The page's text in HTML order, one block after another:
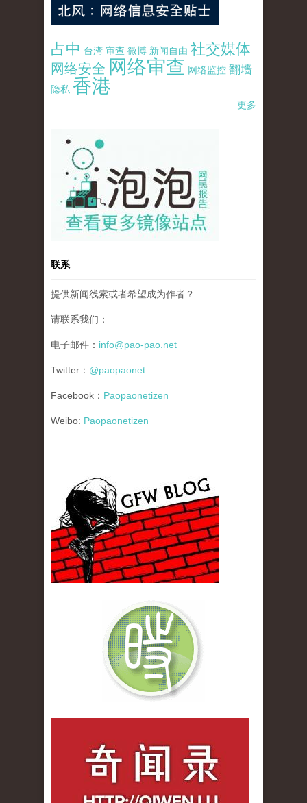
占中 台湾 审查 微博 新闻自由 社交媒体
网络安全 网络审查 网络监控 翻墙
隐私 香港
更多
pao-pao-banner-mirror-site-120814.jpg
联系
提供新闻线索或者希望成为作者？
请联系我们：
电子邮件： info@pao-pao.net
Twitter： @paopaonet
Facebook： Paopaonetizen
Weibo: Paopaonetizen
gfw_blog_small.jpg